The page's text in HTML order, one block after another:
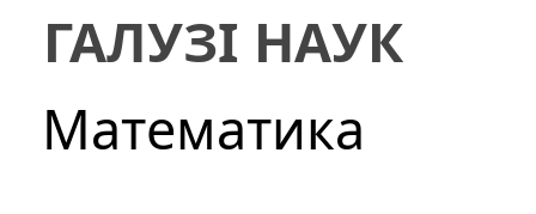
ГАЛУЗІ НАУК
Математика